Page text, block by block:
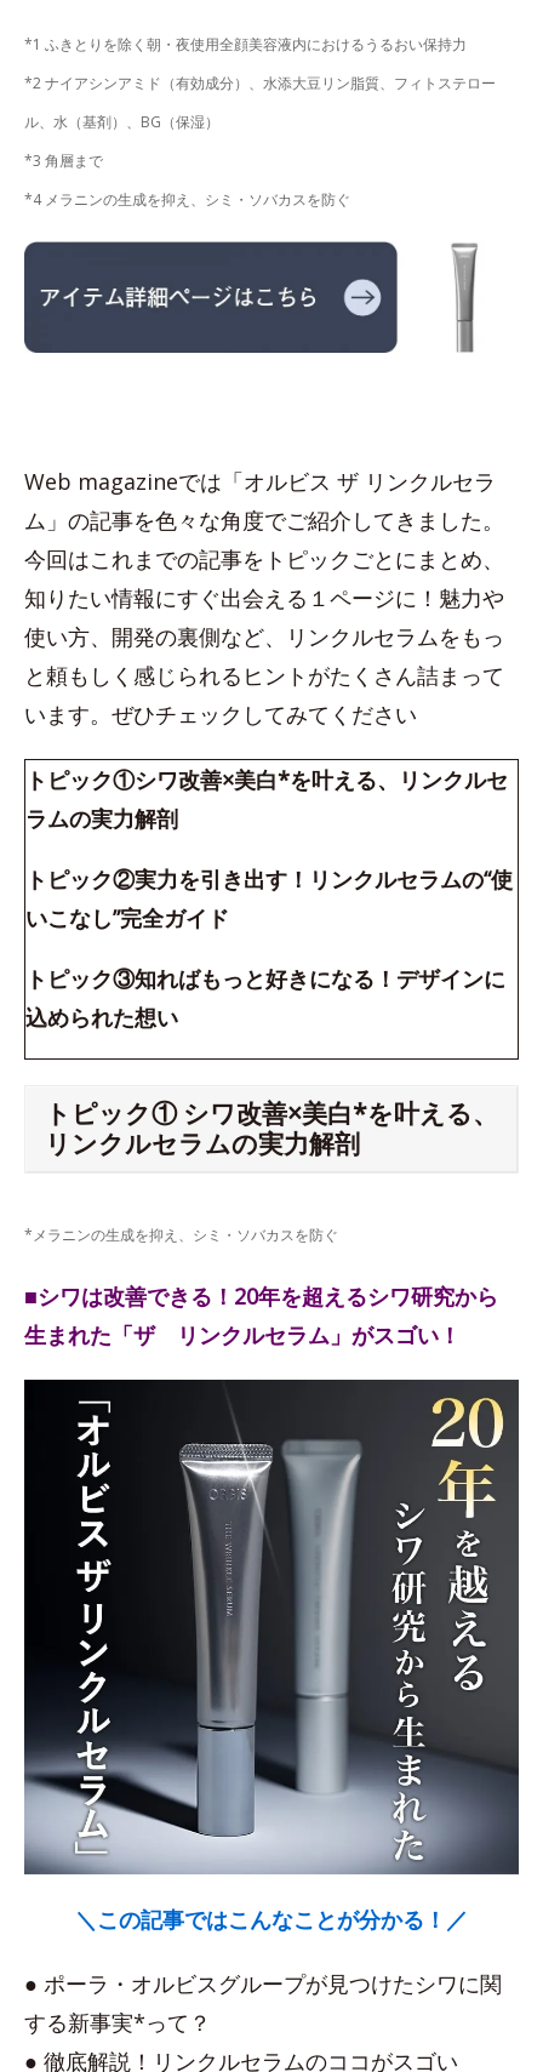
*1 ふきとりを除く朝・夜使用全顔美容液内におけるうるおい保持力
*2 ナイアシンアミド（有効成分）、水添大豆リン脂質、フィトステロー
ル、水（基剤）、BG（保湿）
*3 角層まで
*4 メラニンの生成を抑え、シミ・ソバカスを防ぐ
Web magazineでは「オルビス ザ リンクルセラ
ム」の記事を色々な角度でご紹介してきました。
今回はこれまでの記事をトピックごとにまとめ、
知りたい情報にすぐ出会える１ページに！魅力や
使い方、開発の裏側など、リンクルセラムをもっ
と頼もしく感じられるヒントがたくさん詰まって
います。ぜひチェックしてみてください
トピック①シワ改善×美白*を叶える、リンクルセ
ラムの実力解剖
トピック②実力を引き出す！リンクルセラムの“使
いこなし”完全ガイド
トピック③知ればもっと好きになる！デザインに
込められた想い
トピック① シワ改善×美白*を叶える、
リンクルセラムの実力解剖
*メラニンの生成を抑え、シミ・ソバカスを防ぐ
■シワは改善できる！20年を超えるシワ研究から
生まれた「ザ リンクルセラム」がスゴい！
＼この記事ではこんなことが分かる！／
● ポーラ・オルビスグループが見つけたシワに関
する新事実*って？
● 徹底解説！リンクルセラムのココがスゴい